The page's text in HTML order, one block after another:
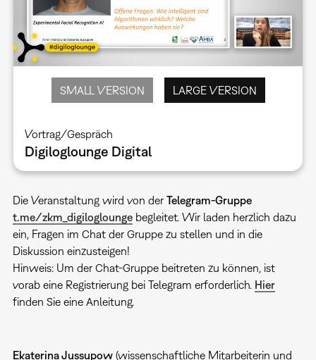
SMALL VERSION LARGE VERSION
Vortrag/Gespräch
Digiloglounge Digital
Die Veranstaltung wird von der Telegram-Gruppe
t.me/zkm_digilogloungebegleitet. Wir laden herzlich dazu
ein, Fragen im Chat der Gruppe zu stellen und in die
Diskussion einzusteigen!
Hinweis: Um der Chat-Gruppe beitreten zu können, ist
vorab eine Registrierung bei Telegram erforderlich. Hier
finden Sie eine Anleitung.
Ekaterina Jussupow(wissenschaftliche Mitarbeiterin und